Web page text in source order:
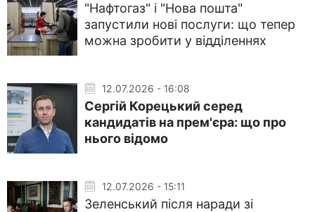
"Нафтогаз" і "Нова пошта"
запустили нові послуги: що тепер
можна зробити у відділеннях
12.07.2026 - 16:08
Сергій Корецький серед
кандидатів на прем'єра: що про
нього відомо
12.07.2026 - 15:11
Зеленський після наради зі